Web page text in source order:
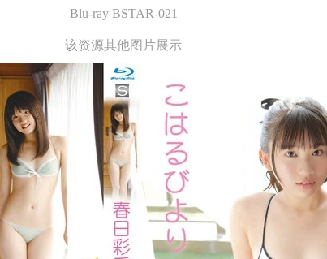
Blu-ray BSTAR-021
该资源其他图片展示